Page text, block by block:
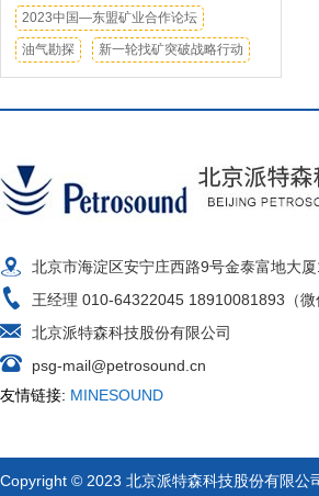
2023中国—东盟矿业合作论坛
油气勘探 新一轮找矿突破战略行动
北京市海淀区安宁庄西路9号金泰富地大
王经理 010-64322045 18910081893（微
北京派特森科技股份有限公司
psg-mail@petrosound.cn
友情链接: MINESOUND
Copyright © 2023 北京派特森科技股份有限公